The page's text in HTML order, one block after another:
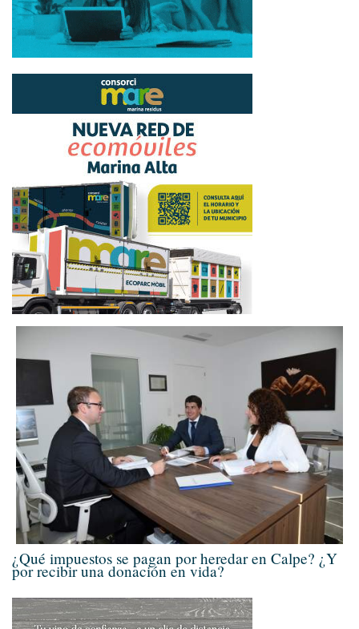
¿Qué impuestos se pagan por heredar en Calpe? ¿Y
por recibir una donación en vida?